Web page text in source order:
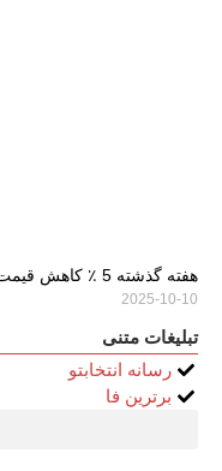
هفته گذشته 5 ٪ کاهش قیمت خودرو
2025-10-10
تبلیغات متنی
رسانه انتخابتو
برترین فا